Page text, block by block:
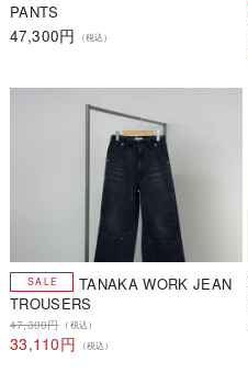
PANTS
47,300円
（税込）
TANAKA WORK JEAN
TROUSERS
47,300円 （税込）
33,110円 （税込）